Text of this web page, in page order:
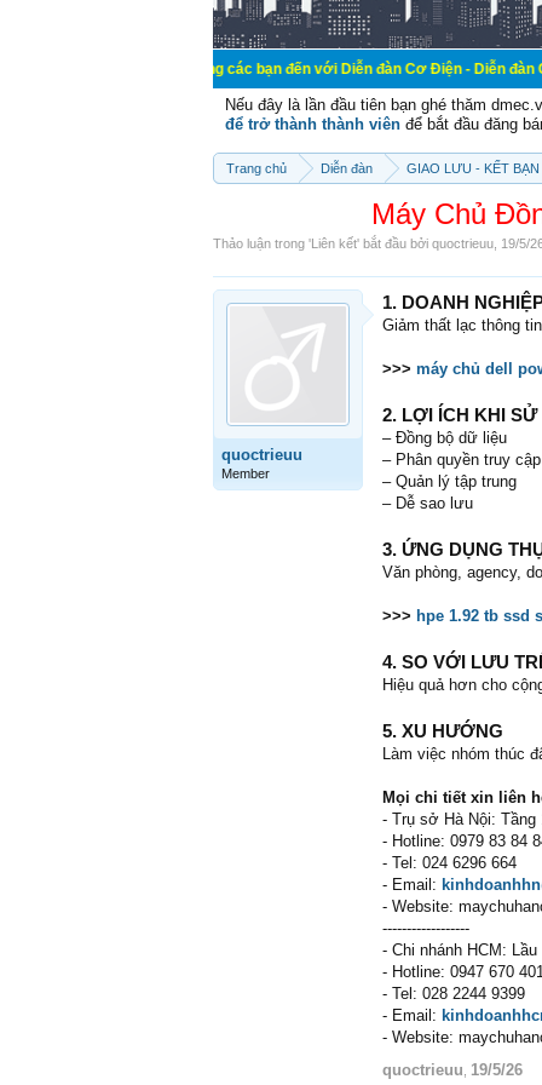
Chào mừng các bạn đến với Diễn đàn Cơ Điện - Diễn đàn Cơ điện
Nếu đây là lần đầu tiên bạn ghé thăm
để trở thành thành viên để bắt đầu đăng
Trang chủ Diễn đàn GIAO LƯU - KẾT
Máy Chủ
Thảo luận trong 'Liên kết' bắt đầu bởi quoctrieuu 19/5/
quoctrieuu
Member
1. DOANH
Giảm thất lạc thông
>>> máy chủ dell
2. LỢI ÍCH KHI SỬ
– Đồng bộ dữ liệu
– Phân quyền truy cập
– Quản lý tập trung
– Dễ sao lưu
3. ỨNG DỤNG
Văn phòng, agency,
>>> hpe 1.92 tb ssd
4. SO VỚI LƯU
Hiệu quả hơn cho
5. XU HƯỚNG
Làm việc nhóm thúc
Mọi chi tiết xin liên
- Trụ sở Hà Nội:
- Hotline: 0979 83 84
- Tel: 024 6296 664
- Email:
- Website:
------------------
- Chi nhánh HCM:
- Hotline: 0947 670
- Tel: 028 2244 9399
- Email:
- Website:
quoctrieuu 19/5/26